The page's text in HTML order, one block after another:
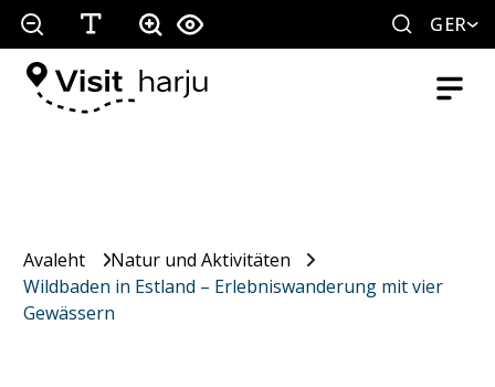
GER
Avaleht
Natur und Aktivitäten
Wildbaden in Estland – Erlebniswanderung mit vier
Gewässern